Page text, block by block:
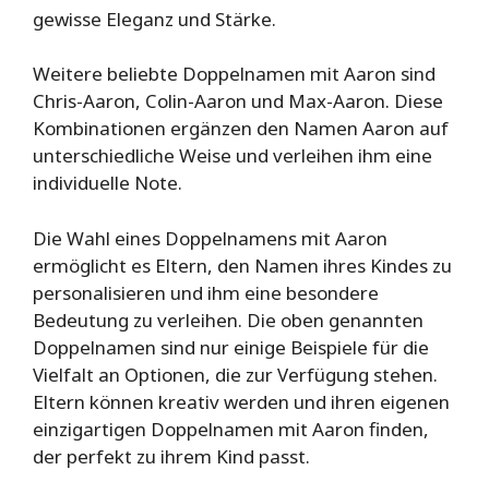
gewisse Eleganz und Stärke.
Weitere beliebte Doppelnamen mit Aaron sind
Chris-Aaron, Colin-Aaron und Max-Aaron. Diese
Kombinationen ergänzen den Namen Aaron auf
unterschiedliche Weise und verleihen ihm eine
individuelle Note.
Die Wahl eines Doppelnamens mit Aaron
ermöglicht es Eltern, den Namen ihres Kindes zu
personalisieren und ihm eine besondere
Bedeutung zu verleihen. Die oben genannten
Doppelnamen sind nur einige Beispiele für die
Vielfalt an Optionen, die zur Verfügung stehen.
Eltern können kreativ werden und ihren eigenen
einzigartigen Doppelnamen mit Aaron finden,
der perfekt zu ihrem Kind passt.